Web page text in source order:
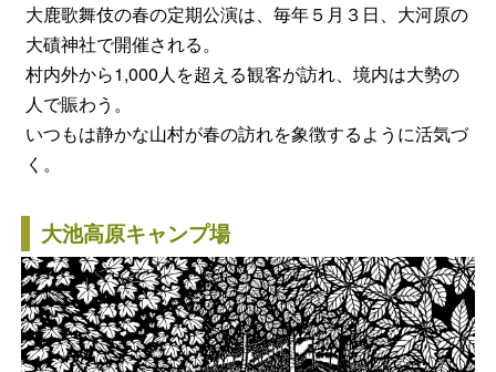
大鹿歌舞伎の春の定期公演は、毎年５月３日、大河原の
大磧神社で開催される。
村内外から1,000人を超える観客が訪れ、境内は大勢の
人で賑わう。
いつもは静かな山村が春の訪れを象徴するように活気づ
く。
大池高原キャンプ場